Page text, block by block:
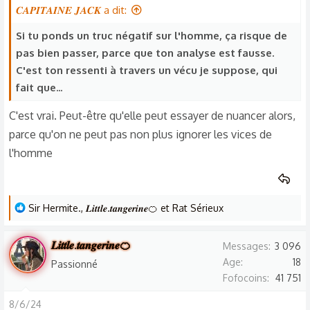
o
s
:
𝑪𝑨𝑷𝑰𝑻𝑨𝑰𝑵𝑬 𝑱𝑨𝑪𝑲 a dit:
Si tu ponds un truc négatif sur l'homme, ça risque de
pas bien passer, parce que ton analyse est fausse.
C'est ton ressenti à travers un vécu je suppose, qui
fait que...
C'est vrai. Peut-être qu'elle peut essayer de nuancer alors,
parce qu'on ne peut pas non plus ignorer les vices de
l'homme
L
s
r
é
c
Sir Hermite., 𝑳𝒊𝒕𝒕𝒍𝒆.𝒕𝒂𝒏𝒈𝒆𝒓𝒊𝒏𝒆🍊 et Rat Sérieux
𝑳𝒊𝒕𝒕𝒍𝒆.𝒕𝒂𝒏𝒈𝒆𝒓𝒊𝒏𝒆🍊
Passionné
Messages 3 096
Age
18
Fofocoins
41 751
8/6/24